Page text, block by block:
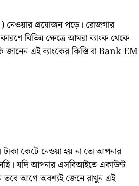
প্রয়োজন পড়ে। রোজগার
বিভিন্ন ক্ষেত্রে আমরা ব্যাংক থেকে
জানেন এই ব্যাংকের কিস্তি বা Bank
কেটে নেওয়া হয় না তো আপনার
যদি আপনার এসবিআইতে একাউন্ট
তবে আগে অবশ্যই জেনে রাখুন এই